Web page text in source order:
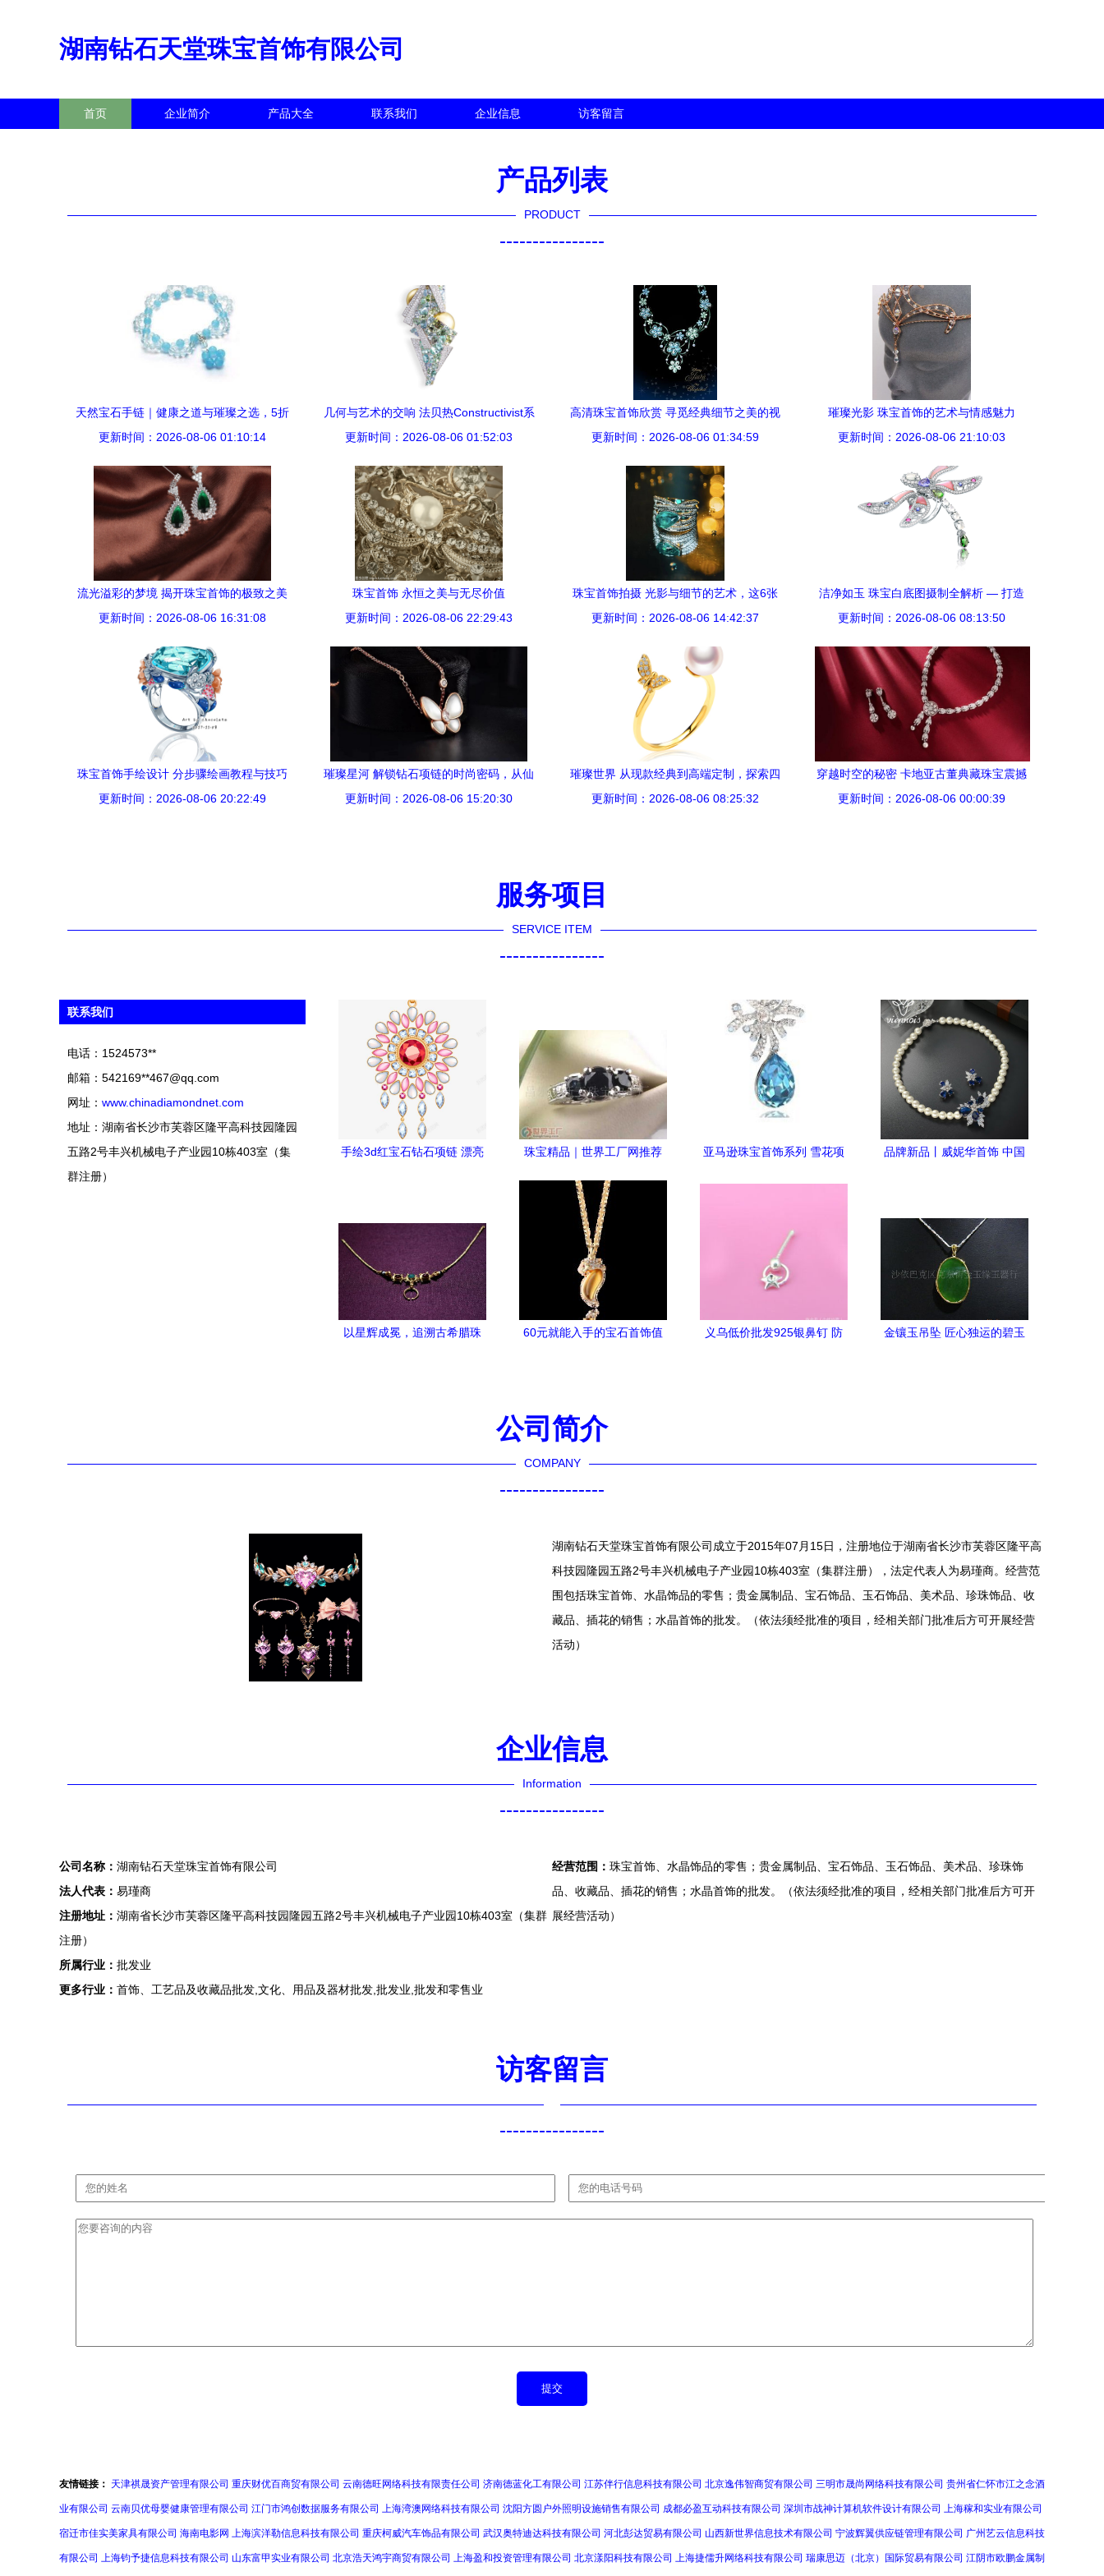
湖南钻石天堂珠宝首饰有限公司
首页 企业简介 产品大全 联系我们 企业信息 访客留言
产品列表
PRODUCT
----------------
天然宝石手链｜健康之道与璀璨之选，5折
起超品大全每款都在这里
更新时间：2026-08-06 01:10:14
几何与艺术的交响 法贝热Constructivist系
列高级珠宝大赏
更新时间：2026-08-06 01:52:03
高清珠宝首饰欣赏 寻觅经典细节之美的视
觉盛宴
更新时间：2026-08-06 01:34:59
璀璨光影 珠宝首饰的艺术与情感魅力
更新时间：2026-08-06 21:10:03
流光溢彩的梦境 揭开珠宝首饰的极致之美
更新时间：2026-08-06 16:31:08
珠宝首饰 永恒之美与无尽价值
更新时间：2026-08-06 22:29:43
珠宝首饰拍摄 光影与细节的艺术，这6张
图让人一眼心动
更新时间：2026-08-06 14:42:37
洁净如玉 珠宝白底图摄制全解析 — 打造
专业视觉的精品工作流
更新时间：2026-08-06 08:13:50
珠宝首饰手绘设计 分步骤绘画教程与技巧
指南
更新时间：2026-08-06 20:22:49
璀璨星河 解锁钻石项链的时尚密码，从仙
女系到高端定制
更新时间：2026-08-06 15:20:30
璀璨世界 从现款经典到高端定制，探索四
大珠宝首饰的魅力
更新时间：2026-08-06 08:25:32
穿越时空的秘密 卡地亚古董典藏珠宝震撼
真相大揭秘！
更新时间：2026-08-06 00:00:39
服务项目
SERVICE ITEM
----------------
联系我们
电话：1524573**
邮箱：542169**467@qq.com
网址： www.chinadiamondnet.com
地址：湖南省长沙市芙蓉区隆平高科技园隆园
五路2号丰兴机械电子产业园10栋403室（集
群注册）
手绘3d红宝石钻石项链 漂亮
坠 钻石项链 项链 首饰 黄金
元素 免抠png 设计图片 免费
下载 页面网页 平面电商 创意
素材 女人素材
珠宝精品｜世界工厂网推荐
石榴石首饰加工一站式服务
亚马逊珠宝首饰系列 雪花项
品牌新品丨威妮华首饰 中国
以星辉成冕，追溯古希腊珠
60元就能入手的宝石首饰值
义乌低价批发925银鼻钉 防
金镶玉吊坠 匠心独运的碧玉
公司简介
COMPANY
----------------
湖南钻石天堂珠宝首饰有限公司成立于2015年07月15日，注册地位于湖南省长沙市芙蓉区隆平高
科技园隆园五路2号丰兴机械电子产业园10栋403室（集群注册），法定代表人为易瑾商。经营范
围包括珠宝首饰、水晶饰品的零售；贵金属制品、宝石饰品、玉石饰品、美术品、珍珠饰品、收
藏品、插花的销售；水晶首饰的批发。（依法须经批准的项目，经相关部门批准后方可开展经营
活动）
企业信息
Information
----------------
公司名称： 湖南钻石天堂珠宝首饰有限公司
法人代表： 易瑾商
注册地址： 湖南省长沙市芙蓉区隆平高科技园隆园五路2号丰兴机械电子产业园10栋403室（集群
注册）
所属行业： 批发业
更多行业： 首饰、工艺品及收藏品批发,文化、用品及器材批发,批发业,批发和零售业
经营范围： 珠宝首饰、水晶饰品的零售；贵金属制品、宝石饰品、玉石饰品、美术品、珍珠饰
品、收藏品、插花的销售；水晶首饰的批发。（依法须经批准的项目，经相关部门批准后方可开
展经营活动）
访客留言
----------------
友情链接： 天津祺晟资产管理有限公司 重庆财优百商贸有限公司 云南德旺网络科技有限责任公司 济南德蓝化工有限公司 江苏伴行信息科技有限公司 北京逸伟智商贸有限公司 三明市晟尚网络科技有限公司 贵州省仁怀市江之念酒
业有限公司 云南贝优母婴健康管理有限公司 江门市鸿创数据服务有限公司 上海湾澳网络科技有限公司 沈阳方圆户外照明设施销售有限公司 成都必盈互动科技有限公司 深圳市战神计算机软件设计有限公司 上海稼和实业有限公司
宿迁市佳实美家具有限公司 海南电影网 上海滨洋勒信息科技有限公司 重庆柯威汽车饰品有限公司 武汉奥特迪达科技有限公司 河北彭达贸易有限公司 山西新世界信息技术有限公司 宁波辉翼供应链管理有限公司 广州艺云信息科技
有限公司 上海钧予捷信息科技有限公司 山东富甲实业有限公司 北京浩天鸿宇商贸有限公司 上海盈和投资管理有限公司 北京漾阳科技有限公司 上海捷儒升网络科技有限公司 瑞康思迈（北京）国际贸易有限公司 江阴市欧鹏金属制